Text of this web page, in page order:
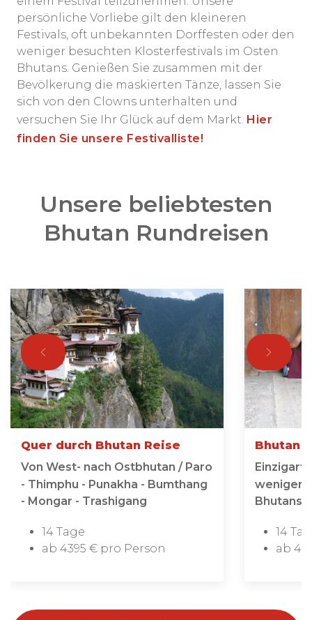
persönliche Vorliebe gilt den kleineren
Festivals, oft unbekannten Dorffesten oder den
weniger besuchten Klosterfestivals im Osten
Bhutans. Genießen Sie zusammen mit der
Bevölkerung die maskierten Tänze, lassen Sie
sich von den Clowns unterhalten und
versuchen Sie Ihr Glück auf dem Markt. Hier
finden Sie unsere Festivalliste!
Unsere beliebtesten
Bhutan Rundreisen
Quer durch Bhutan Reise
Von West- nach Ostbhutan / Paro
- Thimphu - Punakha - Bumthang
- Mongar - Trashigang
14 Tage
ab 4395 € pro Person
Bhutan
weniger
Bhutans
14
ab